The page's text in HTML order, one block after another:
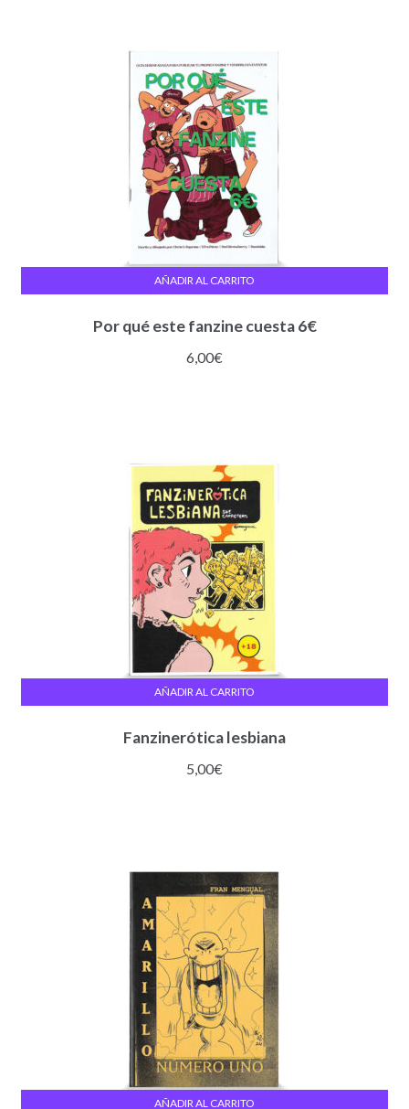
Por qué este fanzine cuesta 6€
6,00€
AÑADIR AL CARRITO
Fanzinerótica lesbiana
5,00€
AÑADIR AL CARRITO
AÑADIR AL CARRITO